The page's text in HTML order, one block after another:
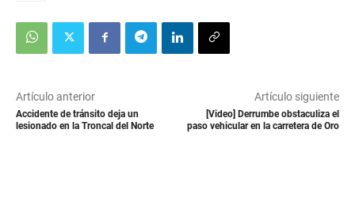
Artículo anterior
Accidente de tránsito deja un
lesionado en la Troncal del Norte
Artículo siguiente
[Video] Derrumbe obstaculiza el
paso vehicular en la carretera de Oro